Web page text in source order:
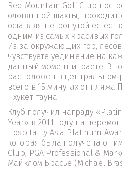
Red Mountain Golf Club
оловянной шахты, проходит
оставляя нетронутой
одним из самых красивых
Из-за окружающих гор,
чувствуете уединение на
данный момент играете. В
расположен в центральном
всего в 15 минутах от пляжа
Пхукет-тауна.
Клуб получил награду
Year» в 2011 году на
Hospitality Asia Platinum
которая была получена от
Club, PGA Professional &
Майклом Брасье (Michael